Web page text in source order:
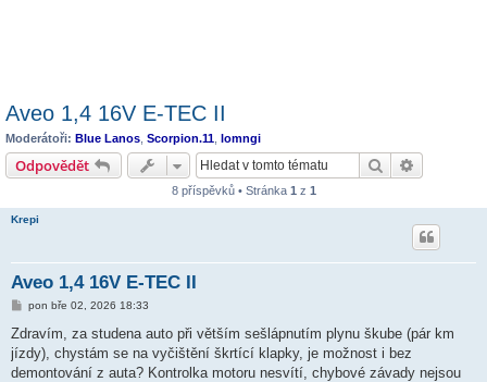
Aveo 1,4 16V E-TEC II
Moderátoři: Blue Lanos Scorpion.11 lomngi
Odpovědět Hledat
8 příspěvků • Stránka 1 z 1
Krepi
Aveo 1,4 16V E-TEC II
P
í
p
ě
pon bře 02, 2026 18:33
Zdravím, za studena auto při větším sešlápnutím plynu škube (pár km
jízdy), chystám se na vyčištění škrtící klapky, je možnost i bez
demontování z auta? Kontrolka motoru nesvítí, chybové závady nejsou